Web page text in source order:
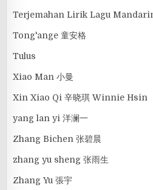
Terjemahan Lirik Lagu
Tong'ange 童安格
Tulus
Xiao Man 小曼
Xin Xiao Qi 辛晓琪 Winnie Hsin
yang lan yi 洋澜一
Zhang Bichen 张碧晨
zhang yu sheng 张雨生
Zhang Yu 張宇